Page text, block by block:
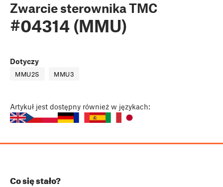
Zwarcie sterownika TMC
#04314 (MMU)
Dotyczy
MMU2S MMU3
Artykuł jest dostępny również w językach:
Co się stało?